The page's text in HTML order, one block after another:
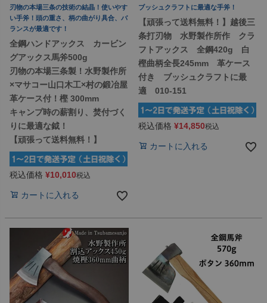
刃物の本場三条の技術の結晶！使いやす
い手斧！頭の重さ、柄の曲がり具合、バ
ランスが最適です！
全鋼ハンドアックス カービン
グアックス馬斧500g
刃物の本場三条製！水野製作所
×マサコー山口木工×村の鍛冶屋
革ケース付！樫 300mm
キャンプ時の薪割り、焚付づく
りに最適な鉞！
【頑張って送料無料！】
税込価格 ¥10,010税込
カートに入れる
ブッシュクラフトに最適な手斧！
【頑張って送料無料！】越後三
条打刃物 水野製作所作 クラ
フトアックス 全鋼420g 白
樫曲柄全長245mm 革ケース
付き ブッシュクラフトに最
適 010-151
税込価格 ¥14,850税込
カートに入れる